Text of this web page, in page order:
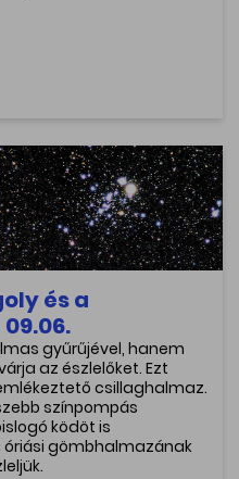
és a
gyűrűjével, hanem
az észlelőket. Ezt
csillaghalmaz.
színpompás
ködöt is
óriási gömbhalmazának